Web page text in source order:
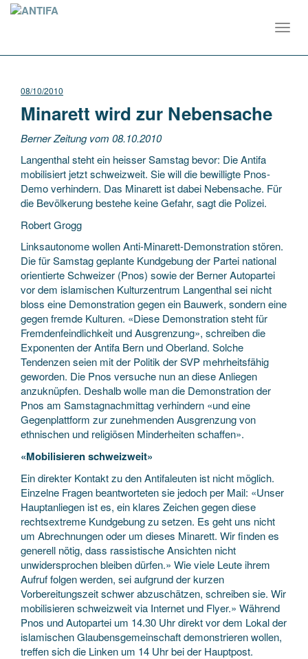
08/10/2010
Minarett wird zur Nebensache
Berner Zeitung vom 08.10.2010
Langenthal steht ein heisser Samstag bevor: Die Antifa
mobilisiert jetzt schweizweit. Sie will die bewilligte Pnos-
Demo verhindern. Das Minarett ist dabei Nebensache. Für
die Bevölkerung bestehe keine Gefahr, sagt die Polizei.
Robert Grogg
Linksautonome wollen Anti-Minarett-Demonstration stören.
Die für Samstag geplante Kundgebung der Partei national
orientierte Schweizer (Pnos) sowie der Berner Autopartei
vor dem islamischen Kulturzentrum Langenthal sei nicht
bloss eine Demonstration gegen ein Bauwerk, sondern eine
gegen fremde Kulturen. «Diese Demonstration steht für
Fremdenfeindlichkeit und Ausgrenzung», schreiben die
Exponenten der Antifa Bern und Oberland. Solche
Tendenzen seien mit der Politik der SVP mehrheitsfähig
geworden. Die Pnos versuche nun an diese Anliegen
anzuknüpfen. Deshalb wolle man die Demonstration der
Pnos am Samstagnachmittag verhindern «und eine
Gegenplattform zur zunehmenden Ausgrenzung von
ethnischen und religiösen Minderheiten schaffen».
«Mobilisieren schweizweit»
Ein direkter Kontakt zu den Antifaleuten ist nicht möglich.
Einzelne Fragen beantworteten sie jedoch per Mail: «Unser
Hauptanliegen ist es, ein klares Zeichen gegen diese
rechtsextreme Kundgebung zu setzen. Es geht uns nicht
um Abrechnungen oder um dieses Minarett. Wir finden es
generell nötig, dass rassistische Ansichten nicht
unwidersprochen bleiben dürfen.» Wie viele Leute ihrem
Aufruf folgen werden, sei aufgrund der kurzen
Vorbereitungszeit schwer abzuschätzen, schreiben sie. Wir
mobilisieren schweizweit via Internet und Flyer.» Während
Pnos und Autopartei um 14.30 Uhr direkt vor dem Lokal der
islamischen Glaubensgemeinschaft demonstrieren wollen,
treffen sich die Linken um 14 Uhr bei der Hauptpost.